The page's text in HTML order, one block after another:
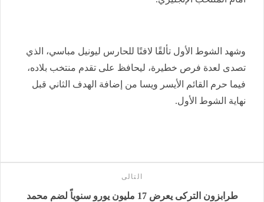
وشهد الشوط الأول تألقًا لافتًا للحارس ليونيل مباسي، الذي
تصدى لعدة فرص خطيرة، ليحافظ على تقدم منتخب بلاده،
فيما حرم القائم الأيسر ويسا من إضافة الهدف الثاني قبل
نهاية الشوط الأول.
التالى
طرابزون التركى يعرض 17 مليون يورو سنوياً لضم محمد